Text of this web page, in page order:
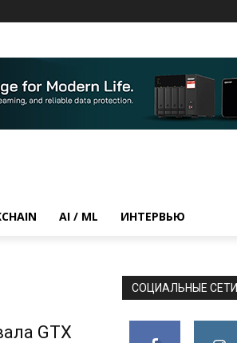
AI / ML ИНТЕРВЬЮ
GTX
СОЦИАЛЬНЫЕ СЕТИ